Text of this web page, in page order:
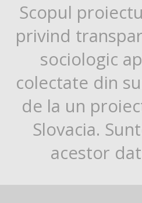
Scopul
privind
sociologic
colectate din
de la un
Slovacia.
acestor